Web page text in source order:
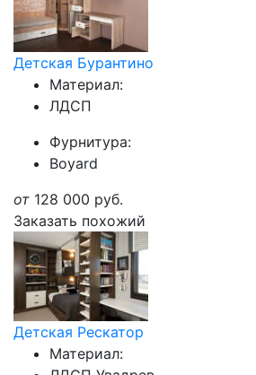
Детская Бурантино
Материал:
ЛДСП
Фурнитура:
Boyard
от 128 000 руб.
Заказать похожий
Детская Рескатор
Материал: